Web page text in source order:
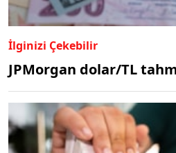
İlginizi Çekebilir
JPMorgan dolar/TL